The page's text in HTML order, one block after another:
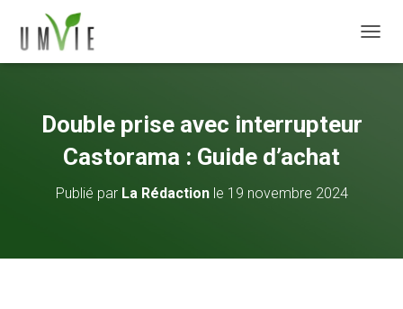
Double prise avec interrupteur
Castorama : Guide d’achat
Publié par La Rédactionle 19 novembre 2024